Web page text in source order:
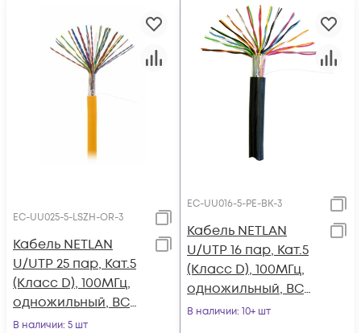
EC-UU025-5-LSZH-OR-3
Кабель NETLAN
U/UTP 25 пар, Кат.5
(Класс D), 100МГц,
одножильный, BC
(чистая медь),
В наличии: 5 шт
EC-UU016-5-PE-BK-3
Кабель NETLAN
U/UTP 16 пар, Кат.5
(Класс D), 100МГц,
одножильный, BC
(чистая медь),
В наличии: 10+ шт